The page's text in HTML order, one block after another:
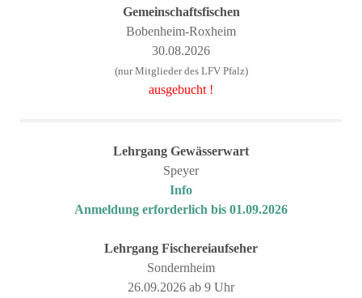
Gemeinschaftsfischen
Bobenheim-Roxheim
30.08.2026
(nur Mitglieder des LFV Pfalz)
ausgebucht !
Lehrgang Gewässerwart
Speyer
Info
Anmeldung erforderlich bis 01.09.2026
Lehrgang Fischereiaufseher
Sondernheim
26.09.2026 ab 9 Uhr